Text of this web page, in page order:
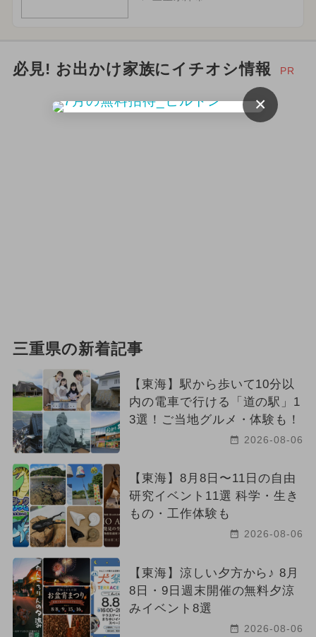
必見! お出かけ家族にイチオシ情報 PR
三重県の新着記事
【東海】駅から歩いて10分以
内の電車で行ける「道の駅」1
3選！ご当地グルメ・体験も！
2026-08-06
【東海】8月8日〜11日の自由
研究イベント11選 科学・生き
もの・工作体験も
2026-08-06
【東海】涼しい夕方から♪ 8月
8日・9日週末開催の無料夕涼
みイベント8選
2026-08-06
×